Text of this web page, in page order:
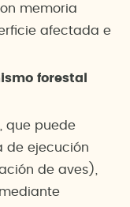
memoria
afectada e
forestal
, que puede
de ejecución
de aves),